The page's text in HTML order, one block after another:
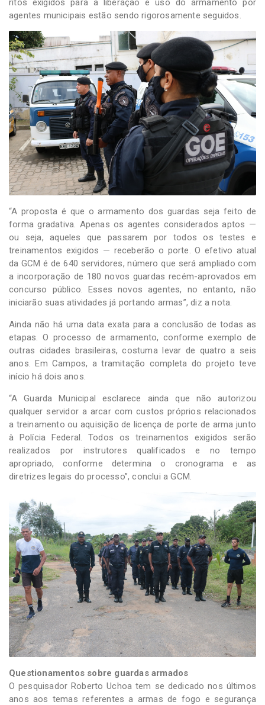
ritos exigidos para a liberação e uso do armamento por
agentes municipais estão sendo rigorosamente seguidos.
“A proposta é que o armamento dos guardas seja feito de
forma gradativa. Apenas os agentes considerados aptos —
ou seja, aqueles que passarem por todos os testes e
treinamentos exigidos — receberão o porte. O efetivo atual
da GCM é de 640 servidores, número que será ampliado com
a incorporação de 180 novos guardas recém-aprovados em
concurso público. Esses novos agentes, no entanto, não
iniciarão suas atividades já portando armas”, diz a nota.
Ainda não há uma data exata para a conclusão de todas as
etapas. O processo de armamento, conforme exemplo de
outras cidades brasileiras, costuma levar de quatro a seis
anos. Em Campos, a tramitação completa do projeto teve
início há dois anos.
“A Guarda Municipal esclarece ainda que não autorizou
qualquer servidor a arcar com custos próprios relacionados
a treinamento ou aquisição de licença de porte de arma junto
à Polícia Federal. Todos os treinamentos exigidos serão
realizados por instrutores qualificados e no tempo
apropriado, conforme determina o cronograma e as
diretrizes legais do processo”, conclui a GCM.
Questionamentos sobre guardas armados
O pesquisador Roberto Uchoa tem se dedicado nos últimos
anos aos temas referentes a armas de fogo e segurança